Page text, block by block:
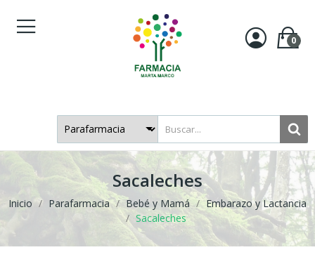
0
Sacaleches
Inicio Parafarmacia Bebé y Mamá
Embarazo y Lactancia
Sacaleches